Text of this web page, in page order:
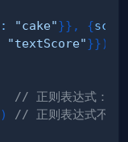
: "cake"}} , {
"textScore"}})
// 正则表达式：以
) // 正则表达式不区